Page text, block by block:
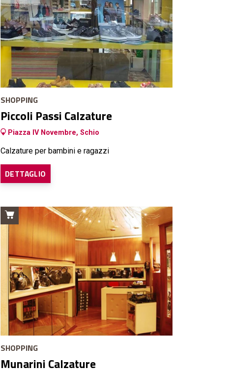
SHOPPING
Piccoli Passi Calzature
Piazza IV Novembre, Schio
Calzature per bambini e ragazzi
DETTAGLIO
SHOPPING
Munarini Calzature